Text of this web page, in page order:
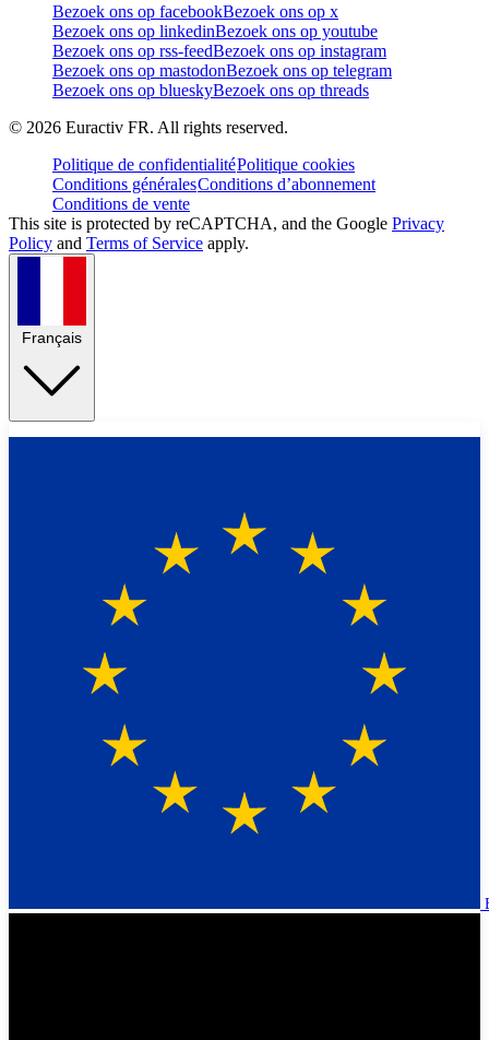
Bezoek ons op facebookBezoek ons op x
Bezoek ons op linkedinBezoek ons op youtube
Bezoek ons op rss-feedBezoek ons op instagram
Bezoek ons op mastodonBezoek ons op telegram
Bezoek ons op blueskyBezoek ons op threads
© 2026 Euractiv FR. All rights reserved.
Politique de confidentialitéPolitique cookies
Conditions généralesConditions d’abonnement
Conditions de vente
This site is protected by reCAPTCHA, and the Google Privacy
Policy and Terms of Service apply.
Français